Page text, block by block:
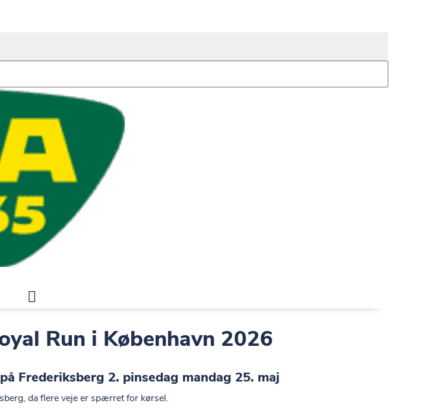
Run i København 2026
Frederiksberg 2. pinsedag mandag 25. maj
da flere veje er spærret for kørsel.